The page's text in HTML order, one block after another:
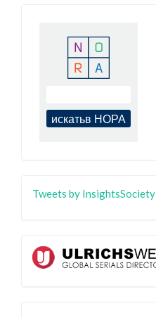
Tweets by InsightsSociety